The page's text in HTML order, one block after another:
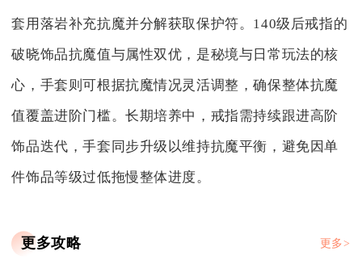
套用落岩补充抗魔并分解获取保护符。140级后戒指的
破晓饰品抗魔值与属性双优，是秘境与日常玩法的核
心，手套则可根据抗魔情况灵活调整，确保整体抗魔
值覆盖进阶门槛。长期培养中，戒指需持续跟进高阶
饰品迭代，手套同步升级以维持抗魔平衡，避免因单
件饰品等级过低拖慢整体进度。
更多攻略 更多>